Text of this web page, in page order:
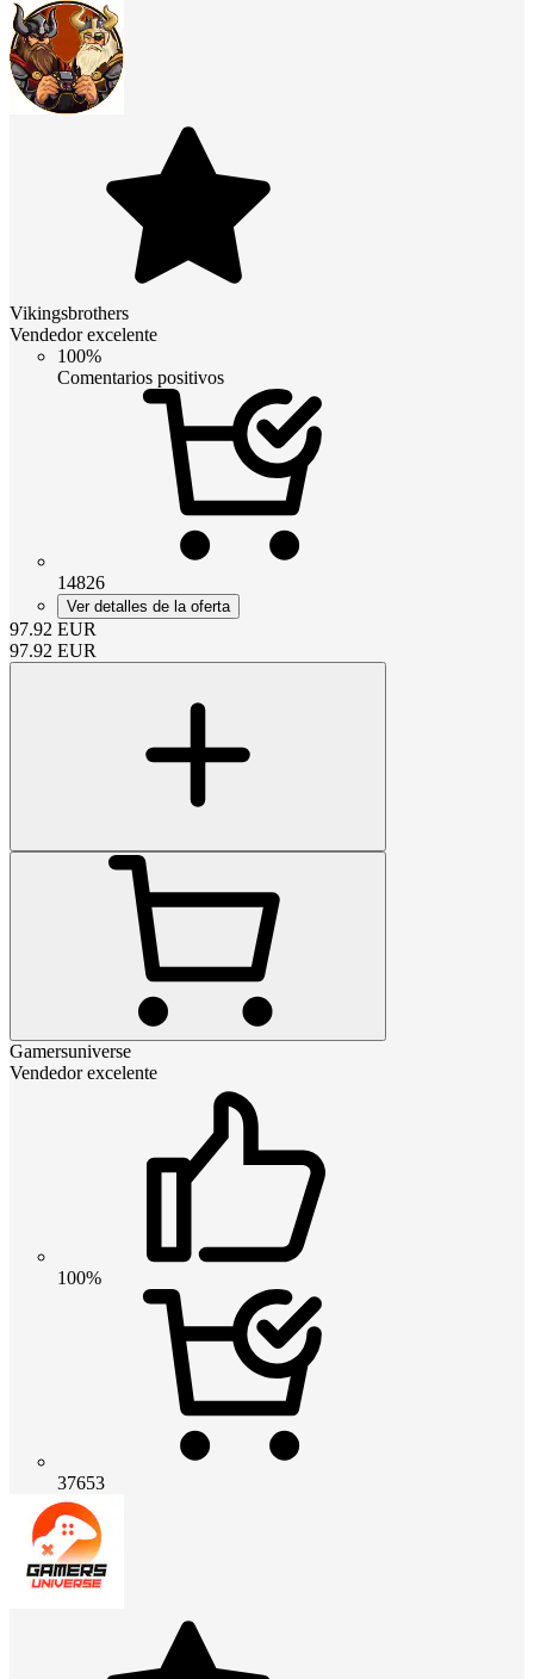
Vikingsbrothers
Vendedor excelente
100%
Comentarios positivos
14826
Ver detalles de la oferta
97.92 EUR
97.92 EUR
Gamersuniverse
Vendedor excelente
100%
37653